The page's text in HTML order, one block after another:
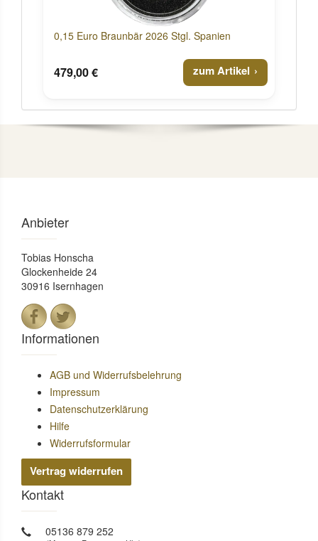
0,15 Euro Braunbär 2026 Stgl. Spanien
479,00 € zum Artikel
Anbieter
Tobias Honscha
Glockenheide 24
30916 Isernhagen
Informationen
AGB und Widerrufsbelehrung
Impressum
Datenschutzerklärung
Hilfe
Widerrufsformular
Vertrag widerrufen
Kontakt
05136 879 252